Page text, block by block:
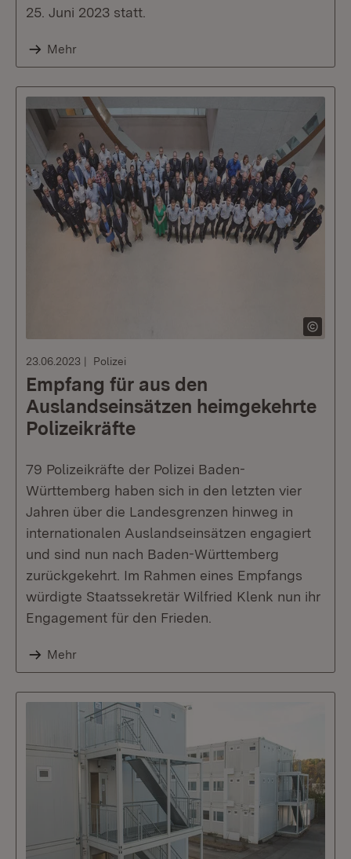
25. Juni 2023 statt.
Mehr
23.06.2023 Polizei
Empfang für aus den
Auslandseinsätzen heimgekehrte
Polizeikräfte
79 Polizeikräfte der Polizei Baden-
Württemberg haben sich in den letzten vier
Jahren über die Landesgrenzen hinweg in
internationalen Auslandseinsätzen engagiert
und sind nun nach Baden-Württemberg
zurückgekehrt. Im Rahmen eines Empfangs
würdigte Staatssekretär Wilfried Klenk nun ihr
Engagement für den Frieden.
Mehr